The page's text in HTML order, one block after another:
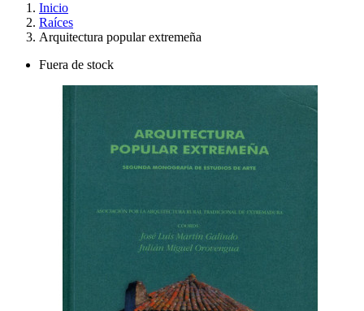
Inicio
Raíces
Arquitectura popular extremeña
Fuera de stock